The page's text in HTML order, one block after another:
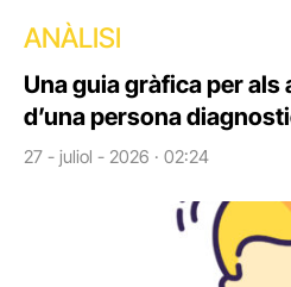
ANÀLISI
Una guia gràfica per
d’una persona
27 - juliol - 2026 · 02:24